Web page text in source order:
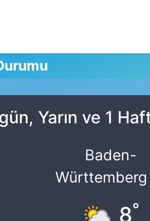
Yarın ve 1
Baden-
Württemberg
8°